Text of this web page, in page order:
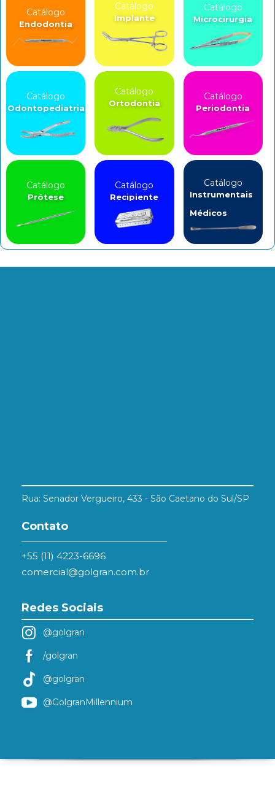
Catálogo
Endodontia
Catálogo
Implante
Catálogo
Microcirurgia
Catálogo
Odontopediatria
Catálogo
Ortodontia
Catálogo
Periodontia
Catálogo
Prótese
Catálogo
Recipiente
Catálogo
Instrumentais
Médicos
Rua: Senador Vergueiro, 433 - São Caetano do Sul/SP
Contato
+55 (11) 4223-6696
comercial@golgran.com.br
Redes Sociais
@golgran
/golgran
@golgran
@GolgranMillennium